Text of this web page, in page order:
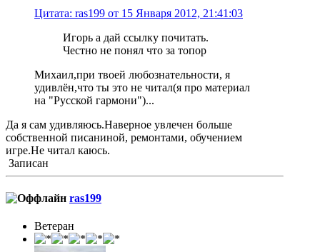
Цитата: ras199 от 15 Января 2012, 21:41:03
Игорь а дай ссылку почитать.
Честно не понял что за топор
Михаил,при твоей любознательности, я
удивлён,что ты это не читал(я про материал
на "Русской гармони")...
Да я сам удивляюсь.Наверное увлечен больше
собственной писаниной, ремонтами, обучением
игре.Не читал каюсь.
Записан
ras199
Ветеран